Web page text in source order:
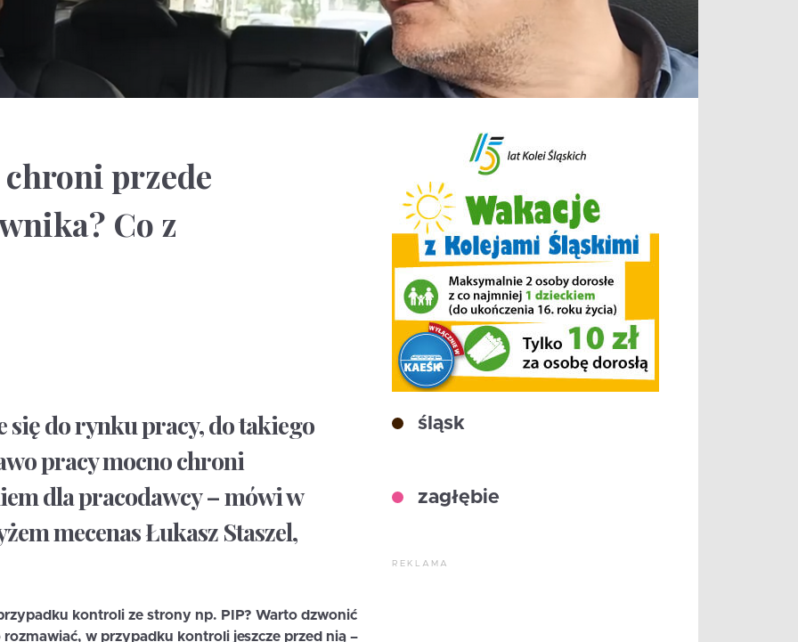
przede
Co z
się do rynku pracy, do takiego
pracy mocno chroni
dla pracodawcy – mówi w
mecenas Łukasz Staszel,
kontroli ze strony np. PIP? Warto dzwonić
w przypadku kontroli jeszcze przed nią –
śląsk
zagłębie
REKLAMA